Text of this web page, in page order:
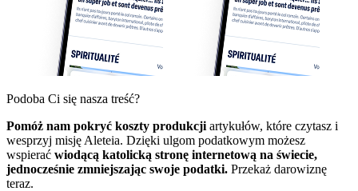
Podoba Ci się nasza treść?
Pomóż nam pokryć koszty produkcji artykułów, które czytasz i
wesprzyj misję Aleteia. Dzięki ulgom podatkowym możesz
wspierać wiodącą katolicką stronę internetową na świecie,
jednocześnie zmniejszając swoje podatki. Przekaż darowiznę
teraz.